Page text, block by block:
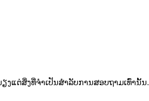
ແຕ່ສິ່ງທີ່ຈຳເປັນສຳລັບການສອບຖາມເທົ່ານັ້ນ.